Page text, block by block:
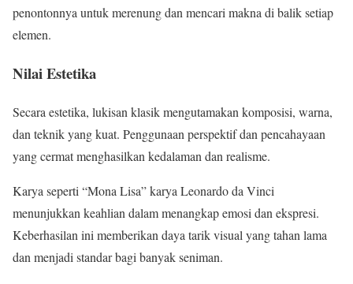
penontonnya untuk merenung dan mencari makna di balik setiap
elemen.
Nilai Estetika
Secara estetika, lukisan klasik mengutamakan komposisi, warna,
dan teknik yang kuat. Penggunaan perspektif dan pencahayaan
yang cermat menghasilkan kedalaman dan realisme.
Karya seperti “Mona Lisa” karya Leonardo da Vinci
menunjukkan keahlian dalam menangkap emosi dan ekspresi.
Keberhasilan ini memberikan daya tarik visual yang tahan lama
dan menjadi standar bagi banyak seniman.